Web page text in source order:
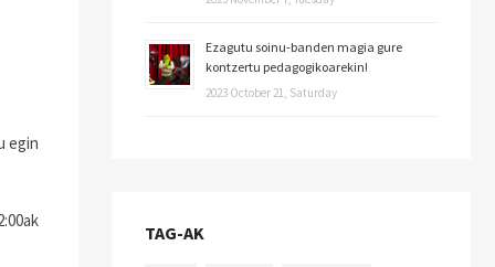
egin
Ezagutu soinu-banden magia gure
kontzertu pedagogikoarekin!
2023 October 21, Saturday
TAG-AK